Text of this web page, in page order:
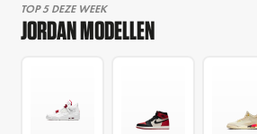
TOP 5 DEZE WEEK
JORDAN MODELLEN